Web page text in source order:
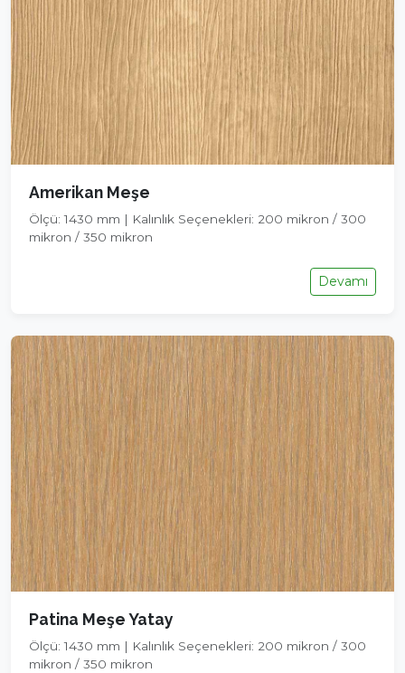
Amerikan Meşe
Ölçü: 1430 mm | Kalınlık Seçenekleri: 200 mikron / 300
mikron / 350 mikron
Devamı
Patina Meşe Yatay
Ölçü: 1430 mm | Kalınlık Seçenekleri: 200 mikron / 300
mikron / 350 mikron